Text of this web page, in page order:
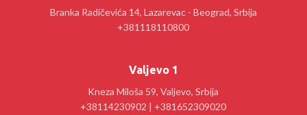
Branka Radičevića 14, Lazarevac - Beograd, Srbija
+381118110800
Valjevo 1
Kneza Miloša 59, Valjevo, Srbija
+38114230902 | +381652309020